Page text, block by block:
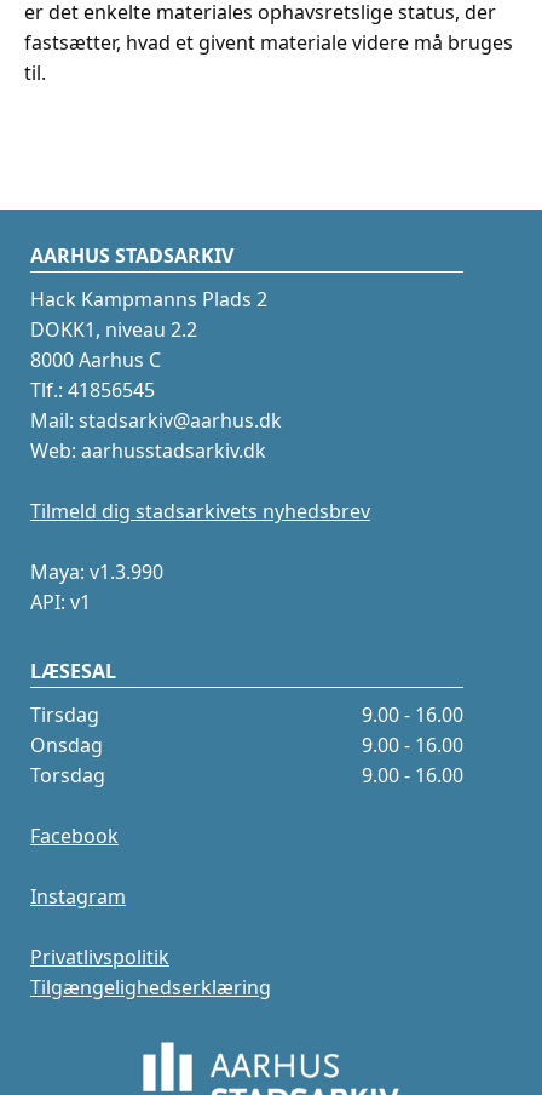
er det enkelte materiales ophavsretslige status, der
fastsætter, hvad et givent materiale videre må bruges
til.
AARHUS STADSARKIV
Hack Kampmanns Plads 2
DOKK1, niveau 2.2
8000 Aarhus C
Tlf.: 41856545
Mail: stadsarkiv@aarhus.dk
Web: aarhusstadsarkiv.dk
Tilmeld dig stadsarkivets nyhedsbrev
Maya: v1.3.990
API: v1
LÆSESAL
Tirsdag
9.00 - 16.00
Onsdag
9.00 - 16.00
Torsdag
9.00 - 16.00
Facebook
Instagram
Privatlivspolitik
Tilgængelighedserklæring